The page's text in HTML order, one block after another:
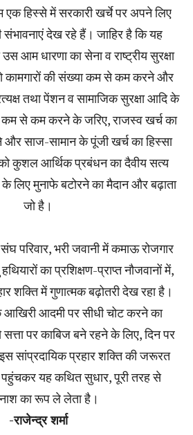
हिस्से में सरकारी खर्चे पर अपने लिए
संभावनाएं देख रहे हैं। जाहिर है कि यह
उस आम धारणा का सेना व राष्ट्रीय सुरक्षा
कामगारों की संख्या कम से कम करने और
तथा पेंशन व सामाजिक सुरक्षा आदि के
कम से कम करने के जरिए, राजस्व खर्च का
साज-सामान के पूंजी खर्च का हिस्सा
कुशल आर्थिक प्रबंधन का दैवीय सत्य
लिए मुनाफे बटोरने का मैदान और बढ़ाता
जो है।
परिवार, भरी जवानी में कमाऊ रोजगार
का प्रशिक्षण-प्राप्त नौजवानों में,
शक्ति में गुणात्मक बढ़ोतरी देख रहा है।
आदमी पर सीधी चोट करने का
सत्ता पर काबिज बने रहने के लिए, दिन पर
सांप्रदायिक प्रहार शक्ति की जरूरत
यह कथित सुधार, पूरी तरह से
का रूप ले लेता है।
-राजेन्द्र शर्मा